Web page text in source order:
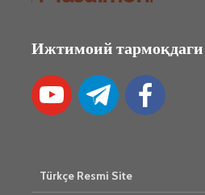
Ижтимоий
Türkçe Resmi Site